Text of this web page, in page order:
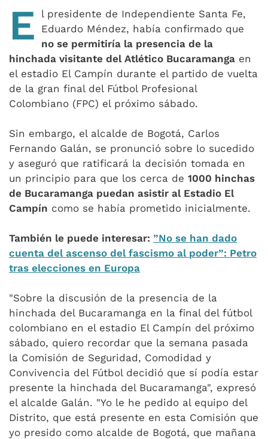
E
l presidente de Independiente Santa Fe,
Eduardo Méndez, había confirmado que
no se permitiría la presencia de la
hinchada visitante del Atlético Bucaramanga en
el estadio El Campín durante el partido de vuelta
de la gran final del Fútbol Profesional
Colombiano (FPC) el próximo sábado.
Sin embargo, el alcalde de Bogotá, Carlos
Fernando Galán, se pronunció sobre lo sucedido
y aseguró que ratificará la decisión tomada en
un principio para que los cerca de 1000 hinchas
de Bucaramanga puedan asistir al Estadio El
Campín como se había prometido inicialmente.
También le puede interesar: ”No se han dado
cuenta del ascenso del fascismo al poder”: Petro
tras elecciones en Europa
"Sobre la discusión de la presencia de la
hinchada del Bucaramanga en la final del fútbol
colombiano en el estadio El Campín del próximo
sábado, quiero recordar que la semana pasada
la Comisión de Seguridad, Comodidad y
Convivencia del Fútbol decidió que sí podía estar
presente la hinchada del Bucaramanga", expresó
el alcalde Galán. "Yo le he pedido al equipo del
Distrito, que está presente en esta Comisión que
yo presido como alcalde de Bogotá, que mañana